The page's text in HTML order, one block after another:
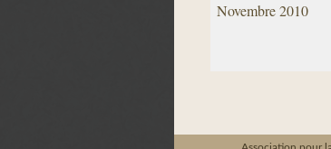
Novembre 2010